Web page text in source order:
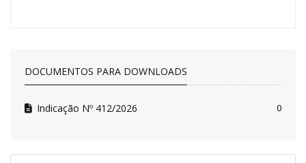
DOCUMENTOS PARA DOWNLOADS
Indicação Nº 412/2026 0